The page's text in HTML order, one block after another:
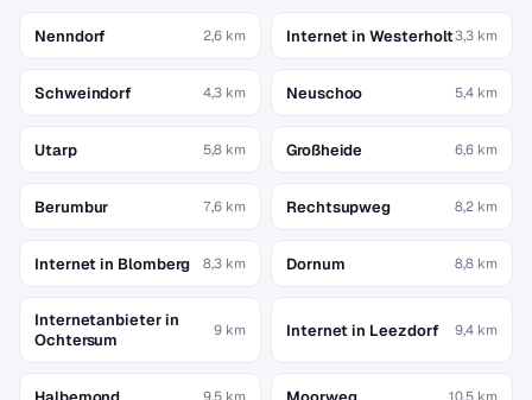
Nenndorf 2,6 km Internet in Westerholt3,3 km
Schweindorf 4,3 km Neuschoo 5,4 km
Utarp 5,8 km Großheide 6,6 km
Berumbur 7,6 km Rechtsupweg 8,2 km
Internet in Blomberg 8,3 km Dornum 8,8 km
Internetanbieter in
Ochtersum
9 km Internet in Leezdorf 9,4 km
9,5 km 10,5 km